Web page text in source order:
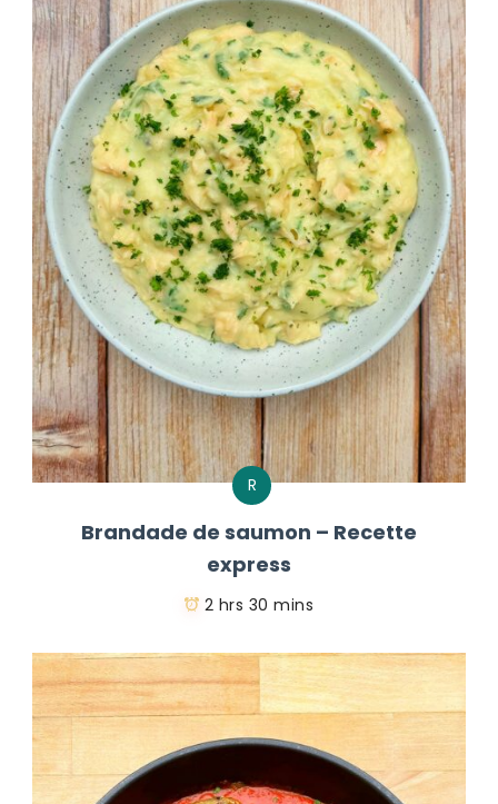
R
Brandade de saumon – Recette
express
2 hrs 30 mins